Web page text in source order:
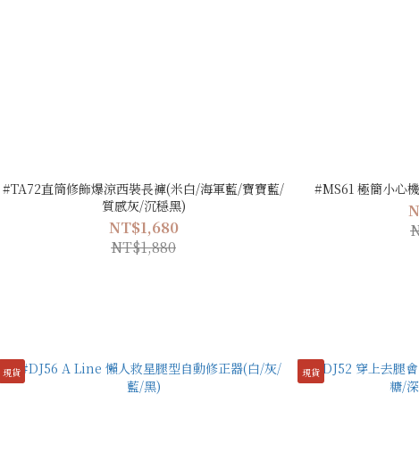
#TA72直筒修飾爆涼西裝長褲(米白/海軍藍/寶寶藍/
質感灰/沉穩黑)
NT$1,680
NT$1,880
#MS61 極簡小心
現貨 現貨